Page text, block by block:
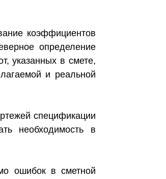
коэффициентов
определение
указанных в смете,
и реальной
спецификации
необходимость в
ошибок в сметной